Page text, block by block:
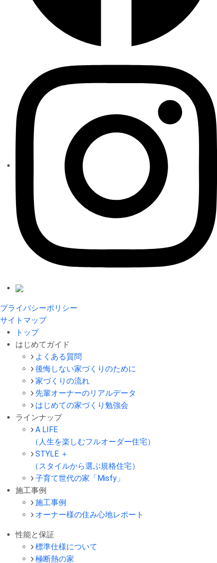
プライバシーポリシー
サイトマップ
トップ
はじめてガイド
よくある質問
後悔しない家づくりのために
家づくりの流れ
先輩オーナーのリアルデータ
はじめての家づくり勉強会
ラインナップ
A LIFE
（人生を楽しむフルオーダー住宅）
STYLE ＋
（スタイルから選ぶ規格住宅）
子育て世代の家「Misfy」
施工事例
施工事例
オーナー様の住み心地レポート
性能と保証
標準仕様について
極断熱の家